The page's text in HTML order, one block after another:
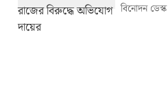
বিনোদন ডেস্ক